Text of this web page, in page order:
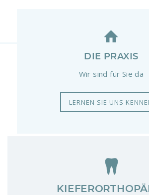
DIE PRAXIS
Wir sind für Sie da
LERNEN SIE UNS